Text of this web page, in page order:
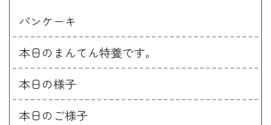
パンケーキ
本日のまんてん特養です。
本日の様子
本日のご様子